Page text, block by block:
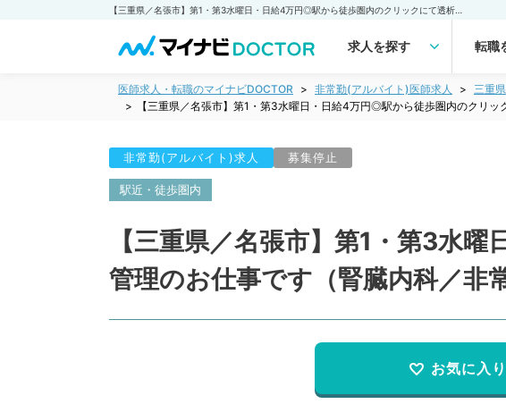
求人を探す 転職
医師求人・転職のマイナビDOCTOR 非常勤(アルバイト)医師求人 三重県
【三重県／名張市】第1・第3水曜日・日給4万円◎駅から徒歩圏内のクリッ
非常勤(アルバイト)求人 募集停止
駅近・徒歩圏内
【三重県／名張市】第1・第3水
管理のお仕事です（腎臓内科／非常
お気に入り